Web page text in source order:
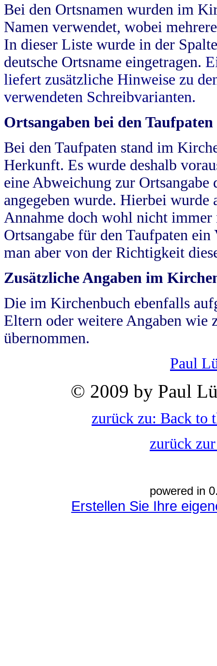
Bei den Ortsnamen wurden im
Namen verwendet, wobei
In dieser Liste wurde in der
deutsche Ortsname eingetragen.
liefert zusätzliche Hinweise zu
verwendeten Schreibvarianten.
Ortsangaben bei den Taufpaten
Bei den Taufpaten stand im
Herkunft. Es wurde deshalb
eine Abweichung zur
angegeben wurde. Hierbei wurde
Annahme doch wohl nicht
Ortsangabe für den Taufpaten
man aber von der Richtigkeit
Zusätzliche Angaben im
Die im Kirchenbuch ebenfalls
Eltern oder weitere Angaben wie
übernommen.
Paul
© 2009 by Paul
zurück zu: Back to
zurück
powered in
Erstellen Sie Ihre